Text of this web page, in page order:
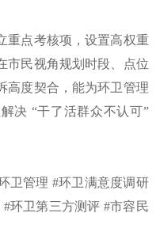
重点考核项，设置高权重
市民视角规划时段、点位
高度契合，能为环卫管理
决 “干了活群众不认可”
卫管理 #环卫满意度调研
环卫第三方测评 #市容民